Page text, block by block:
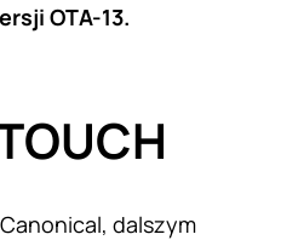
OTA-13.
dalszym